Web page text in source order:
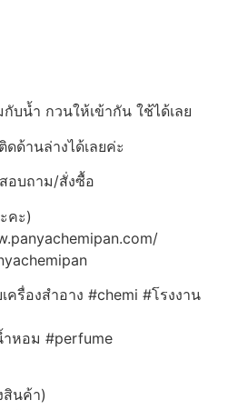
บน้ำ กวนให้เข้ากัน ใช้ได้เลย
ด้านล่างได้เลยค่ะ
อบถาม/สั่งซื้อ
คะ)
รื่องสำอาง #chemi #โรงงาน
หอม #perfume
สินค้า)